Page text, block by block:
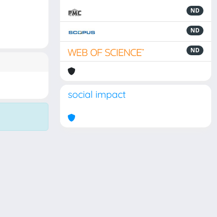
ND
ND
ND
social impact